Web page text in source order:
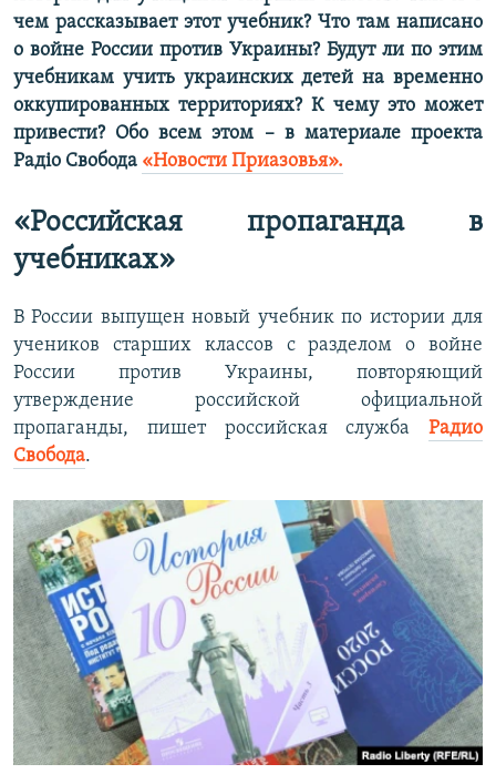
чем рассказывает этот учебник? Что там написано
о войне России против Украины? Будут ли по этим
учебникам учить украинских детей на временно
оккупированных территориях? К чему это может
привести? Обо всем этом – в материале проекта
Радіо Свобода «Новости Приазовья».
«Российская пропаганда в
учебниках»
В России выпущен новый учебник по истории для
учеников старших классов с разделом о войне
России против Украины, повторяющий
утверждение российской официальной
пропаганды, пишет российская служба Радио
Свобода.